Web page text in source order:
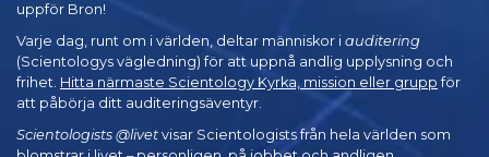
uppför Bron!
Varje dag, runt om i världen, deltar människor i auditering
(Scientologys vägledning) för att uppnå andlig upplysning och
frihet. Hitta närmaste Scientology Kyrka, mission eller grupp för
att påbörja ditt auditeringsäventyr.
Scientologists @livet visar Scientologists från hela världen som